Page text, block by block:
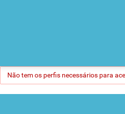
Não tem os perfis necessários para